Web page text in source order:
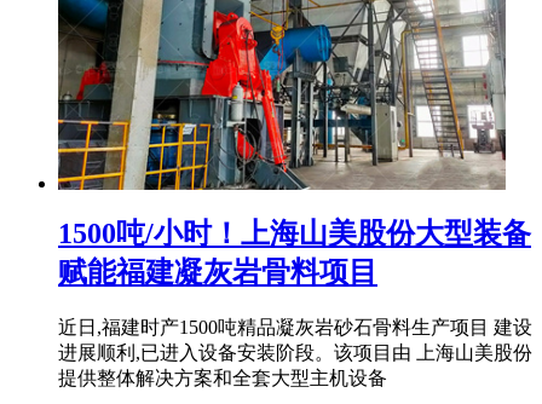
1500吨/小时！上海山美股份大型装备
赋能福建凝灰岩骨料项目
近日,福建时产1500吨精品凝灰岩砂石骨料生产项目 建设
进展顺利,已进入设备安装阶段。该项目由 上海山美股份
提供整体解决方案和全套大型主机设备